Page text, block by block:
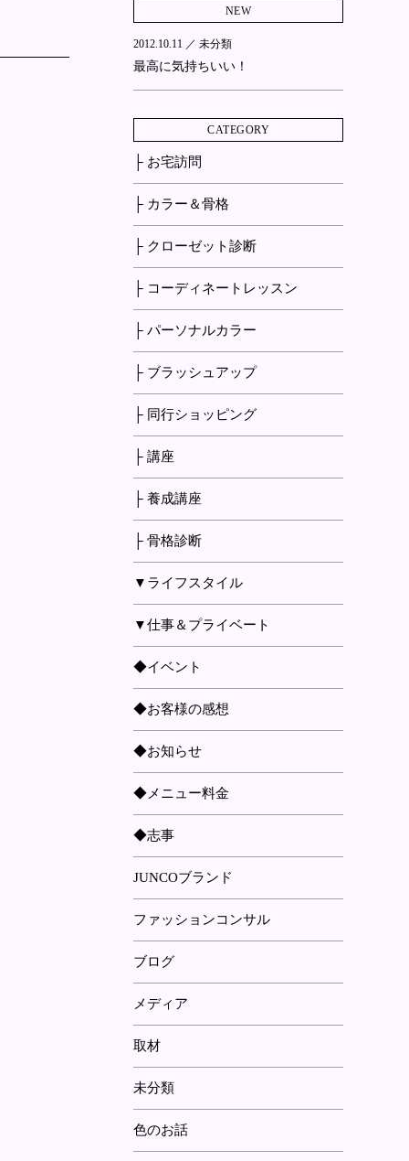
NEW
2012.10.11 ／ 未分類
最高に気持ちいい！
CATEGORY
├ お宅訪問
├ カラー＆骨格
├ クローゼット診断
├ コーディネートレッスン
├ パーソナルカラー
├ ブラッシュアップ
├ 同行ショッピング
├ 講座
├ 養成講座
├ 骨格診断
▼ライフスタイル
▼仕事＆プライベート
◆イベント
◆お客様の感想
◆お知らせ
◆メニュー料金
◆志事
JUNCOブランド
ファッションコンサル
ブログ
メディア
取材
未分類
色のお話